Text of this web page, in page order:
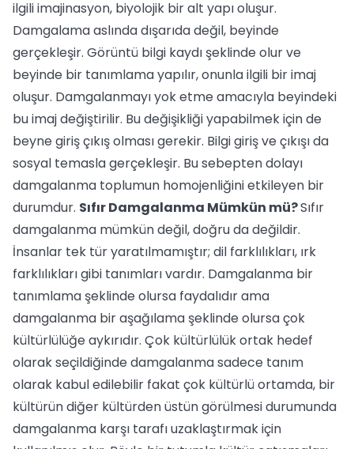
ilgili imajinasyon, biyolojik bir alt yapı oluşur.
Damgalama aslında dışarıda değil, beyinde
gerçekleşir. Görüntü bilgi kaydı şeklinde olur ve
beyinde bir tanımlama yapılır, onunla ilgili bir imaj
oluşur. Damgalanmayı yok etme amacıyla beyindeki
bu imaj değiştirilir. Bu değişikliği yapabilmek için de
beyne giriş çıkış olması gerekir. Bilgi giriş ve çıkışı da
sosyal temasla gerçekleşir. Bu sebepten dolayı
damgalanma toplumun homojenliğini etkileyen bir
durumdur. Sıfır Damgalanma Mümkün mü?Sıfır
damgalanma mümkün değil, doğru da değildir.
İnsanlar tek tür yaratılmamıştır; dil farklılıkları, ırk
farklılıkları gibi tanımları vardır. Damgalanma bir
tanımlama şeklinde olursa faydalıdır ama
damgalanma bir aşağılama şeklinde olursa çok
kültürlülüğe aykırıdır. Çok kültürlülük ortak hedef
olarak seçildiğinde damgalanma sadece tanım
olarak kabul edilebilir fakat çok kültürlü ortamda, bir
kültürün diğer kültürden üstün görülmesi durumunda
damgalanma karşı tarafı uzaklaştırmak için